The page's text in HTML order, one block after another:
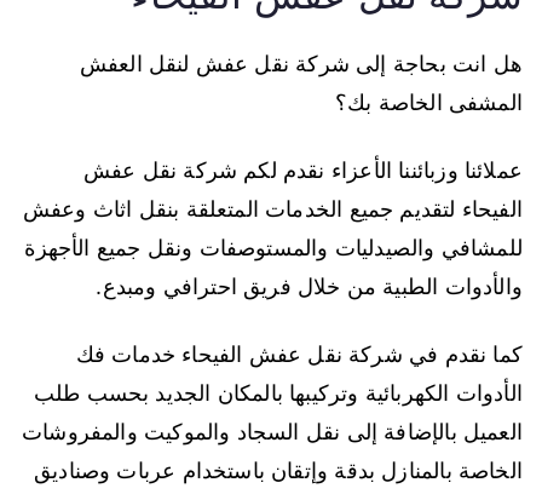
هل انت بحاجة إلى شركة نقل عفش لنقل العفش
المشفى الخاصة بك؟
عملائنا وزبائننا الأعزاء نقدم لكم شركة نقل عفش
الفيحاء لتقديم جميع الخدمات المتعلقة بنقل اثاث وعفش
للمشافي والصيدليات والمستوصفات ونقل جميع الأجهزة
والأدوات الطبية من خلال فريق احترافي ومبدع.
كما نقدم في شركة نقل عفش الفيحاء خدمات فك
الأدوات الكهربائية وتركيبها بالمكان الجديد بحسب طلب
العميل بالإضافة إلى نقل السجاد والموكيت والمفروشات
الخاصة بالمنازل بدقة وإتقان باستخدام عربات وصناديق